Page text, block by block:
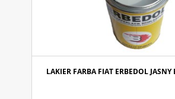
LAKIER FARBA FIAT ERBEDOL